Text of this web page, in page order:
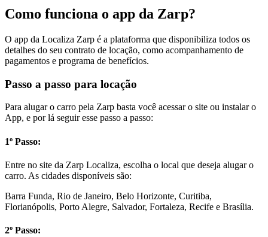
Como funciona o app da Zarp?
O app da Localiza Zarp é a plataforma que disponibiliza todos os
detalhes do seu contrato de locação, como acompanhamento de
pagamentos e programa de benefícios.
Passo a passo para locação
Para alugar o carro pela Zarp basta você acessar o site ou instalar o
App, e por lá seguir esse passo a passo:
1º Passo:
Entre no site da Zarp Localiza, escolha o local que deseja alugar o
carro. As cidades disponíveis são:
Barra Funda, Rio de Janeiro, Belo Horizonte, Curitiba,
Florianópolis, Porto Alegre, Salvador, Fortaleza, Recife e Brasília.
2º Passo: